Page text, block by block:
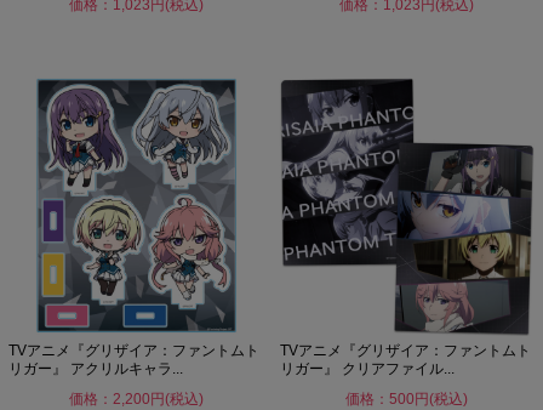
価格：1,023円(税込)
価格：1,023円(税込)
TVアニメ『グリザイア：ファントムト
リガー』 アクリルキャラ...
価格：2,200円(税込)
TVアニメ『グリザイア：ファントムト
リガー』 クリアファイル...
価格：500円(税込)